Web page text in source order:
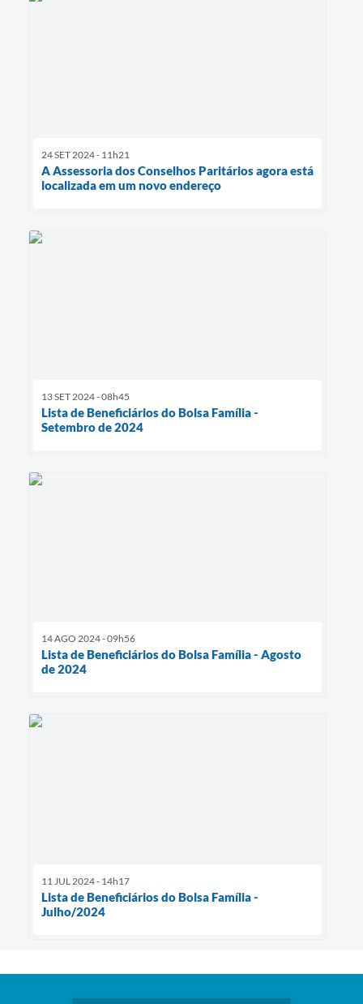
24 SET 2024 - 11h21
A Assessoria dos Conselhos Paritários agora está
localizada em um novo endereço
13 SET 2024 - 08h45
Lista de Beneficiários do Bolsa Família -
Setembro de 2024
14 AGO 2024 - 09h56
Lista de Beneficiários do Bolsa Família - Agosto
de 2024
11 JUL 2024 - 14h17
Lista de Beneficiários do Bolsa Família -
Julho/2024